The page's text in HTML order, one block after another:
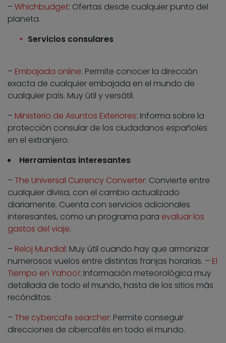
–Whichbudget: Ofertas desde cualquier punto del
planeta.
Servicios consulares
– Embajada online: Permite conocer la dirección
exacta de cualquier embajada en el mundo de
cualquier país. Muy útil y versátil.
– Ministerio de Asuntos Exteriores: Informa sobre la
protección consular de los ciudadanos españoles
en el extranjero.
Herramientas interesantes
–The Universal Currency Converter: Convierte entre
cualquier divisa, con el cambio actualizado
diariamente. Cuenta con servicios adicionales
interesantes, como un programa para evaluar los
gastos del viaje.
– Reloj Mundial: Muy útil cuando hay que armonizar
numerosos vuelos entre distintas franjas horarias. – El
Tiempo en Yahoo!: Información meteorológica muy
detallada de todo el mundo, hasta de los sitios más
recónditos.
–The cybercafe searcher: Permite conseguir
direcciones de cibercafés en todo el mundo.